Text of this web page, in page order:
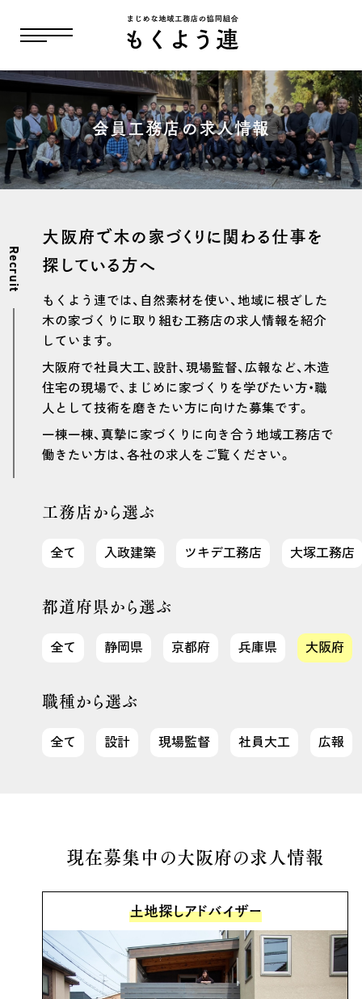
会員工務店の求人情報
Recruit
大阪府で木の家づくりに関わる仕事を
探している方へ
もくよう連では、自然素材を使い、地域に根ざした
木の家づくりに取り組む工務店の求人情報を紹介
しています。
大阪府で社員大工、設計、現場監督、広報など、木造
住宅の現場で、まじめに家づくりを学びたい方・職
人として技術を磨きたい方に向けた募集です。
一棟一棟、真摯に家づくりに向き合う地域工務店で
働きたい方は、各社の求人をご覧ください。
工務店から選ぶ
全て 入政建築 ツキデ工務店 大塚工務店
都道府県から選ぶ
全て 静岡県 京都府 兵庫県 大阪府
職種から選ぶ
全て 設計 現場監督 社員大工 広報
現在募集中の大阪府の求人情報
土地探しアドバイザー